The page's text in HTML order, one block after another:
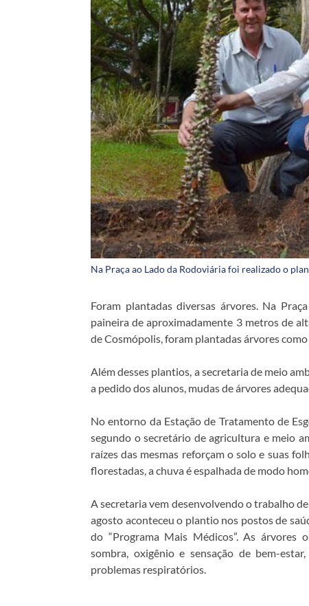
Na Praça ao Lado da Rodoviária foi realizado o
Foram plantadas diversas árvores. Na
paineira de aproximadamente 3 metros de
de Cosmópolis, foram plantadas árvores
Além desses plantios, a secretaria de meio
a pedido dos alunos, mudas de árvores
No entorno da Estação de Tratamento de
segundo o secretário de agricultura e meio
raízes das mesmas reforçam o solo e suas
florestadas, a chuva é espalhada de modo
A secretaria vem desenvolvendo o trabalho
agosto aconteceu o plantio nos postos de
do “Programa Mais Médicos”. As árvores
sombra, oxigênio e sensação de bem-
problemas respiratórios.